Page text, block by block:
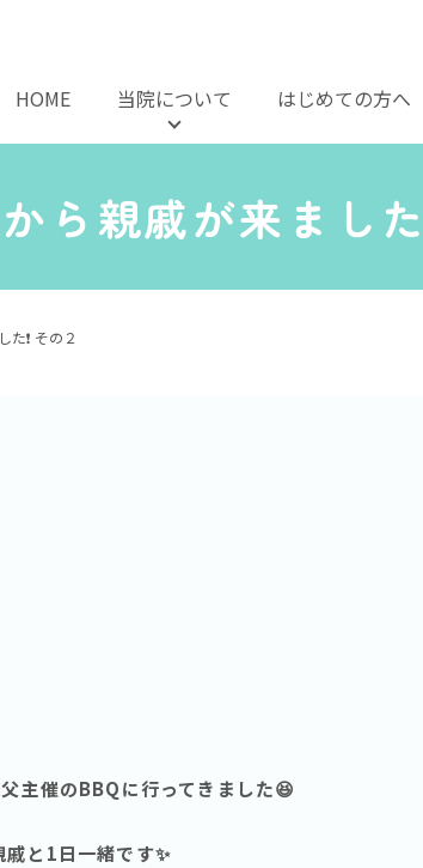
HOME 当院について はじめての方へ
ら親戚が来ました
❗️ その２
主催のBBQに行ってきました😆
と1日一緒です✨